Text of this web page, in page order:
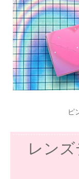
ピ
レン